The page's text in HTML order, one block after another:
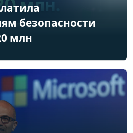
безопасности
млн